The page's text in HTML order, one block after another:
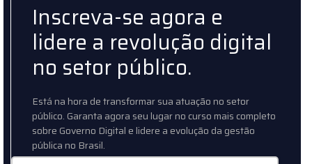
Inscreva-se agora e
lidere a revolução digital
no setor público.
Está na hora de transformar sua atuação no setor
público. Garanta agora seu lugar no curso mais completo
sobre Governo Digital e lidere a evolução da gestão
pública no Brasil.